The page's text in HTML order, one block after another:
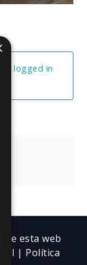
logged in
de esta web
| Política